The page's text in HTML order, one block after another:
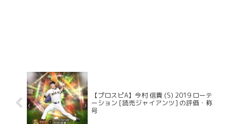
【プロスピA】今村 信貴 (S) 2019 ローテ
ーション [読売ジャイアンツ] の評価・称
号